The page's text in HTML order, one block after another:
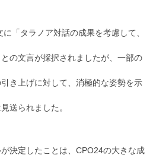
「タラノア対話の成果を考慮して、
の文言が採択されましたが、一部の
き上げに対して、消極的な姿勢を示
送られました。
決定したことは、CPO24の大きな成